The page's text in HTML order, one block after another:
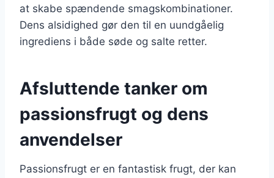
at skabe spændende smagskombinationer.
Dens alsidighed gør den til en uundgåelig
ingrediens i både søde og salte retter.
Afsluttende tanker om
passionsfrugt og dens
anvendelser
Passionsfrugt er en fantastisk frugt, der kan